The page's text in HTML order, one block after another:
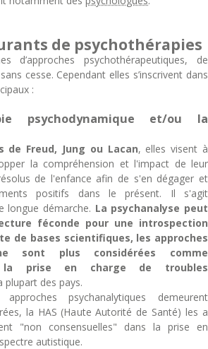
de psychothérapies
d’approches psychothérapeutiques, de
cesse. Cependant elles s’inscrivent dans
:
psychodynamique et/ou la
de Freud, Jung ou Lacan, elles visent à
la compréhension et l'impact de leur
de l'enfance afin de s'en dégager et
positifs dans le présent. Il s'agit
longue démarche. La psychanalyse peut
féconde pour une introspection
de bases scientifiques, les approches
sont plus considérées comme
la prise en charge de troubles
plupart des pays.
psychanalytiques demeurent
la HAS (Haute Autorité de Santé) les a
"non consensuelles" dans la prise en
autistique.